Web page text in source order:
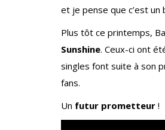
et je pense que c’est un
Plus tôt ce printemps,
Sunshine. Ceux-ci ont
singles font suite à son
fans.
Un futur prometteur !